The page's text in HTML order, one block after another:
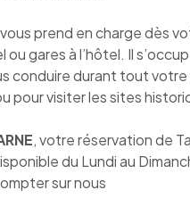
vous prend en charge dès
gares à l’hôtel. Il
conduire durant tout votre
pour visiter les sites
, votre réservation de
du Lundi au
sur nous